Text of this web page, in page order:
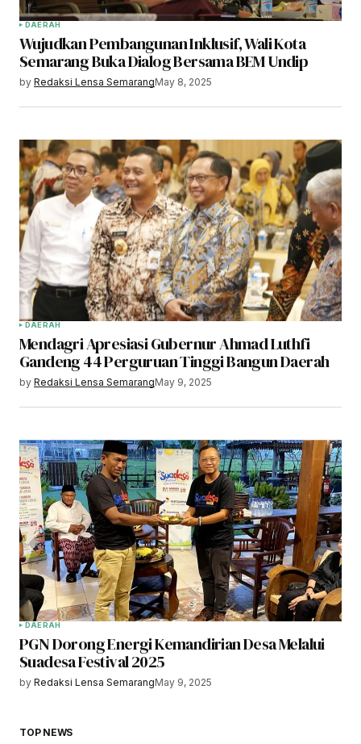
DAERAH
Wujudkan Pembangunan Inklusif, Wali Kota
Semarang Buka Dialog Bersama BEM Undip
by Redaksi Lensa SemarangMay 8, 2025
DAERAH
Mendagri Apresiasi Gubernur Ahmad Luthfi
Gandeng 44 Perguruan Tinggi Bangun Daerah
by Redaksi Lensa SemarangMay 9, 2025
DAERAH
PGN Dorong Energi Kemandirian Desa Melalui
Suadesa Festival 2025
by Redaksi Lensa SemarangMay 9, 2025
TOP NEWS